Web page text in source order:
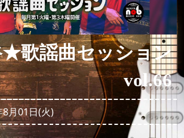
★歌謡曲セッション
vol.66
月01日(火)